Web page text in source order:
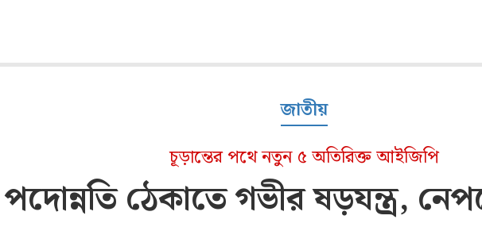
জাতীয়
চূড়ান্তের পথে নতুন ৫ অতিরিক্ত আইজিপি
পদোন্নতি ঠেকাতে গভীর ষড়যন্ত্র,